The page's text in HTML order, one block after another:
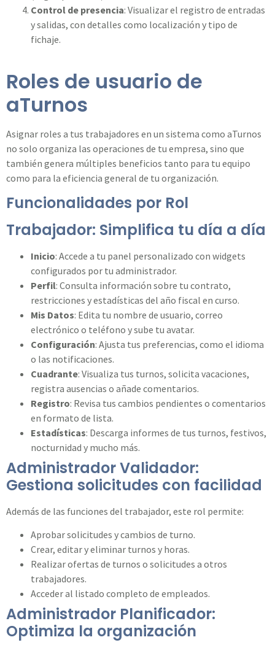
Control de presencia: Visualizar el registro de entradas
y salidas, con detalles como localización y tipo de
fichaje.
Roles de usuario de
aTurnos
Asignar roles a tus trabajadores en un sistema como aTurnos
no solo organiza las operaciones de tu empresa, sino que
también genera múltiples beneficios tanto para tu equipo
como para la eficiencia general de tu organización.
Funcionalidades por Rol
Trabajador: Simplifica tu día a día
Inicio: Accede a tu panel personalizado con widgets
configurados por tu administrador.
Perfil: Consulta información sobre tu contrato,
restricciones y estadísticas del año fiscal en curso.
Mis Datos: Edita tu nombre de usuario, correo
electrónico o teléfono y sube tu avatar.
Configuración: Ajusta tus preferencias, como el idioma
o las notificaciones.
Cuadrante: Visualiza tus turnos, solicita vacaciones,
registra ausencias o añade comentarios.
Registro: Revisa tus cambios pendientes o comentarios
en formato de lista.
Estadísticas: Descarga informes de tus turnos, festivos,
nocturnidad y mucho más.
Administrador Validador:
Gestiona solicitudes con facilidad
Además de las funciones del trabajador, este rol permite:
Aprobar solicitudes y cambios de turno.
Crear, editar y eliminar turnos y horas.
Realizar ofertas de turnos o solicitudes a otros
trabajadores.
Acceder al listado completo de empleados.
Administrador Planificador:
Optimiza la organización